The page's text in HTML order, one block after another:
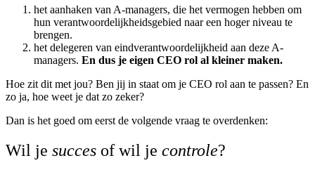
het aanhaken van A-managers, die het vermogen hebben om
hun verantwoordelijkheidsgebied naar een hoger niveau te
brengen.
het delegeren van eindverantwoordelijkheid aan deze A-
managers. En dus je eigen CEO rol al kleiner maken.
Hoe zit dit met jou? Ben jij in staat om je CEO rol aan te passen? En
zo ja, hoe weet je dat zo zeker?
Dan is het goed om eerst de volgende vraag te overdenken:
Wil je succes of wil je controle?